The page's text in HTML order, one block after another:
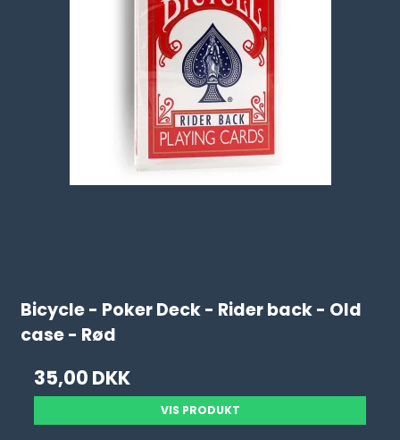
Bicycle - Poker Deck - Rider back - Old
case - Rød
35,00 DKK
VIS PRODUKT